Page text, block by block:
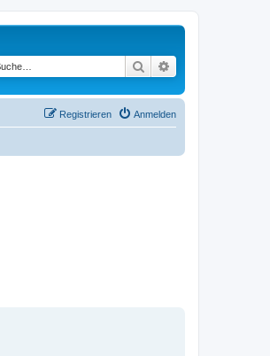
Suche
Anmelden
Registrieren